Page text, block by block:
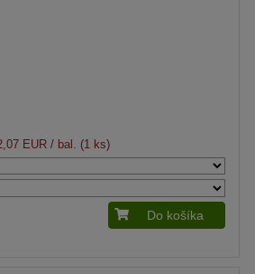
EUR / bal. (1 ks)
Do košíka